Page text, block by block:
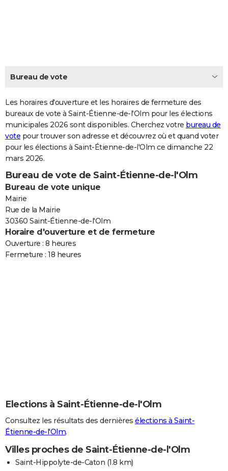
CARTE DE VOEUX
Dictionnaire
Biographies
Citations
Expressions
Proverbes
PROGRAMME TV
COPAINS D'AVANT
S'inscrire
Se connecter
Lycées
Collèges
Primaires
Universités
Entreprises
Service militaire
Avis de recherche
AVIS DE DÉCÈS
FORUM
Bricolage
Lifestyle
Culture
Sport
Auto
Television
Voyage
Cinema
Bureau de vote
Les horaires d'ouverture et les horaires de fermeture des
bureaux de vote à Saint-Étienne-de-l'Olm pour les élections
municipales 2026 sont disponibles. Cherchez votre bureau de
vote pour trouver son adresse et découvrez où et quand voter
pour les élections à Saint-Étienne-de-l'Olm ce dimanche 22
mars 2026.
Bureau de vote de Saint-Étienne-de-l'Olm
Bureau de vote unique
Mairie
Rue de la Mairie
30360 Saint-Étienne-de-l'Olm
Horaire d'ouverture et de fermeture
Ouverture : 8 heures
Fermeture : 18 heures
Elections à Saint-Étienne-de-l'Olm
Consultez les résultats des dernières élections à Saint-
Étienne-de-l'Olm.
Villes proches de Saint-Étienne-de-l'Olm
Saint-Hippolyte-de-Caton (1.8 km)